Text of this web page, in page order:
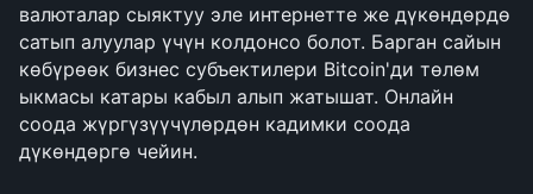
валюталар сыяктуу эле интернетте же дүкөндөрдө
сатып алуулар үчүн колдонсо болот. Барган сайын
көбүрөөк бизнес субъектилери Bitcoin'ди төлөм
ыкмасы катары кабыл алып жатышат. Онлайн
соода жүргүзүүчүлөрдөн кадимки соода
дүкөндөргө чейин.